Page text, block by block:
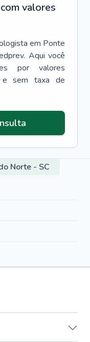
valores
em Ponte
Aqui você
por valores
e sem taxa de
Norte - SC